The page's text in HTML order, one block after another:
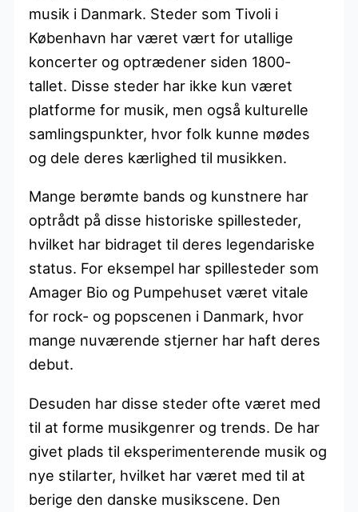
musik i Danmark. Steder som Tivoli i
København har været vært for utallige
koncerter og optrædener siden 1800-
tallet. Disse steder har ikke kun været
platforme for musik, men også kulturelle
samlingspunkter, hvor folk kunne mødes
og dele deres kærlighed til musikken.
Mange berømte bands og kunstnere har
optrådt på disse historiske spillesteder,
hvilket har bidraget til deres legendariske
status. For eksempel har spillesteder som
Amager Bio og Pumpehuset været vitale
for rock- og popscenen i Danmark, hvor
mange nuværende stjerner har haft deres
debut.
Desuden har disse steder ofte været med
til at forme musikgenrer og trends. De har
givet plads til eksperimenterende musik og
nye stilarter, hvilket har været med til at
berige den danske musikscene. Den